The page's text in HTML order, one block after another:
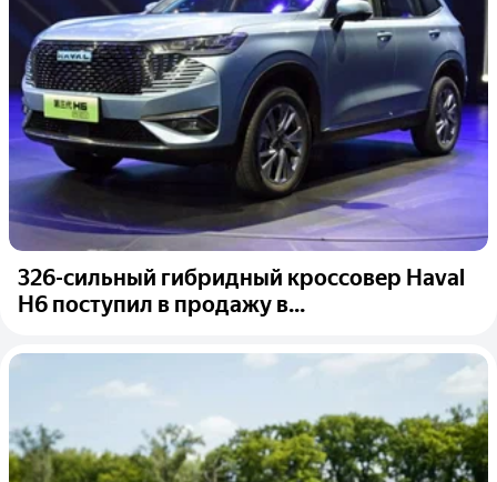
326-сильный гибридный кроссовер Haval
H6 поступил в продажу в...